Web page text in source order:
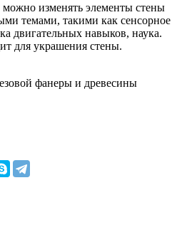
изменять элементы стены
темами, такими как сенсорное
двигательных навыков, наука.
для украшения стены.
фанеры и древесины